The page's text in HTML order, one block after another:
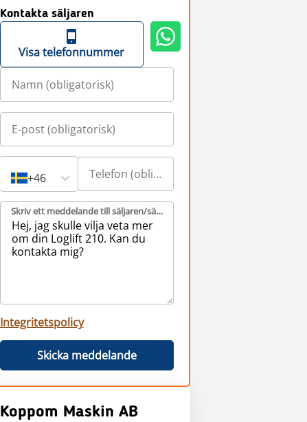
Kontakta säljaren
Visa telefonnummer
+46
Skriv ett meddelande till säljaren/säljarna (obligatorisk)
Integritetspolicy
Skicka meddelande
Koppom Maskin AB